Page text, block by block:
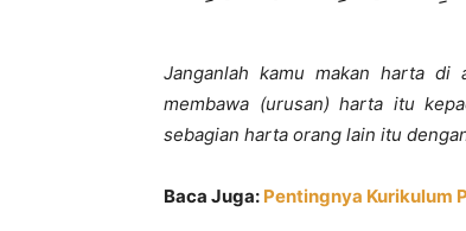
Janganlah kamu makan harta di
membawa (urusan) harta itu
sebagian harta orang lain itu
Baca Juga: Pentingnya Kurikulum